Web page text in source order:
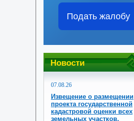
Подать жалобу
Новости
07.08.26
Извещение о размещении
проекта государственной
кадастровой оценки всех
земельных участков,